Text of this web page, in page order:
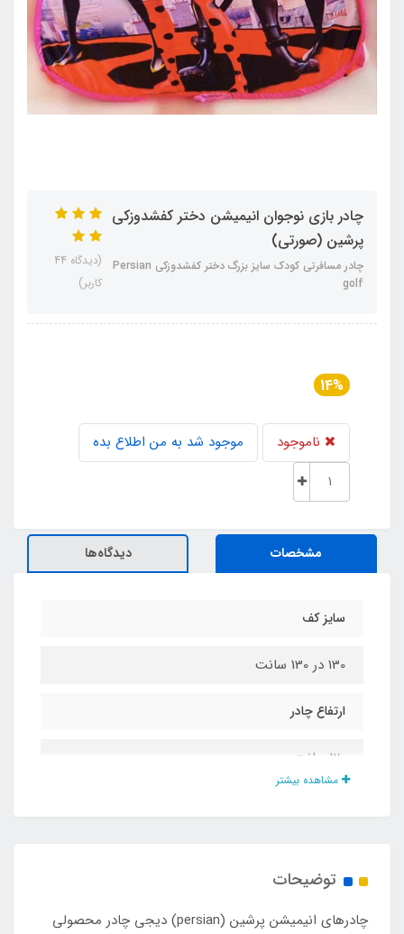
چادر بازی نوجوان انیمیشن دختر کفشدوزکی
پرشین (صورتی)
چادر مسافرتی کودک سایز بزرگ دختر کفشدوزکی Persian
golf
(دیدگاه 44
کاربر)
14%
ناموجود موجود شد به من اطلاع بده
مشخصات دیدگاه‌ها
سایز کف
130 در 130 سانت
ارتفاع چادر
120 سانت
نوع تصویر انیمیشن
مشاهده بیشتر
توضیحات
چادرهای انیمیشن پرشین (persian) دیجی چادر محصولی